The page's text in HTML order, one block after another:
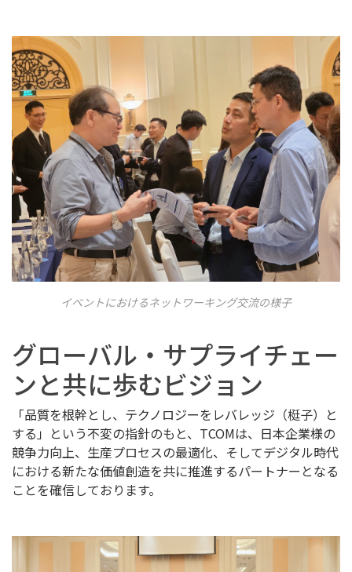
イベントにおけるネットワーキング交流の様子
グローバル・サプライチェー
ンと共に歩むビジョン
「品質を根幹とし、テクノロジーをレバレッジ（梃子）と
する」という不変の指針のもと、TCOMは、日本企業様の
競争力向上、生産プロセスの最適化、そしてデジタル時代
における新たな価値創造を共に推進するパートナーとなる
ことを確信しております。